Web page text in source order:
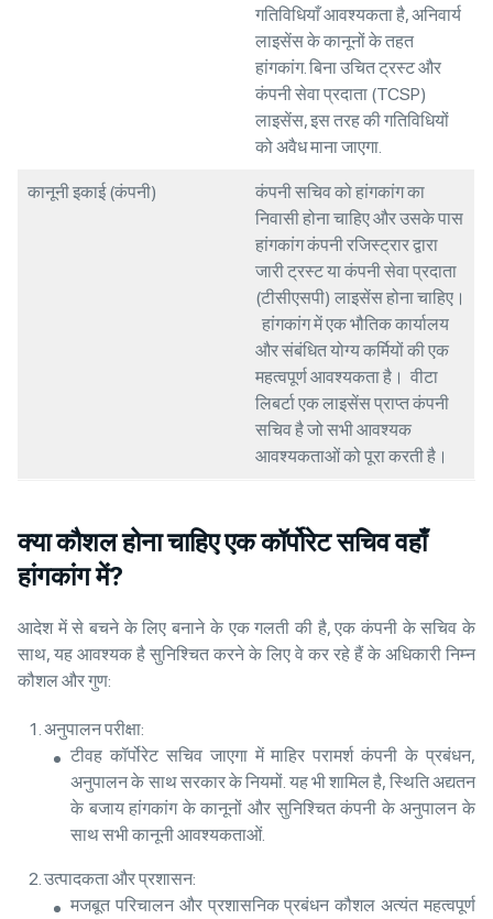
गतिविधियाँ आवश्यकता है, अनिवार्य
लाइसेंस के कानूनों के तहत
हांगकांग. बिना उचित ट्रस्ट और
कंपनी सेवा प्रदाता (TCSP)
लाइसेंस, इस तरह की गतिविधियों
को अवैध माना जाएगा.
कानूनी इकाई (कंपनी)
कंपनी सचिव को हांगकांग का
निवासी होना चाहिए और उसके पास
हांगकांग कंपनी रजिस्ट्रार द्वारा
जारी ट्रस्ट या कंपनी सेवा प्रदाता
(टीसीएसपी) लाइसेंस होना चाहिए।
हांगकांग में एक भौतिक कार्यालय
और संबंधित योग्य कर्मियों की एक
महत्वपूर्ण आवश्यकता है। वीटा
लिबर्टा एक लाइसेंस प्राप्त कंपनी
सचिव है जो सभी आवश्यक
आवश्यकताओं को पूरा करती है।
क्या कौशल होना चाहिए एक कॉर्पोरेट सचिव वहाँ
हांगकांग में?
आदेश में से बचने के लिए बनाने के एक गलती की है, एक कंपनी के सचिव के
साथ, यह आवश्यक है सुनिश्चित करने के लिए वे कर रहे हैं के अधिकारी निम्न
कौशल और गुण:
अनुपालन परीक्षा:
टीवह कॉर्पोरेट सचिव जाएगा में माहिर परामर्श कंपनी के प्रबंधन,
अनुपालन के साथ सरकार के नियमों. यह भी शामिल है, स्थिति अद्यतन
के बजाय हांगकांग के कानूनों और सुनिश्चित कंपनी के अनुपालन के
साथ सभी कानूनी आवश्यकताओं.
उत्पादकता और प्रशासन:
मजबूत परिचालन और प्रशासनिक प्रबंधन कौशल अत्यंत महत्वपूर्ण